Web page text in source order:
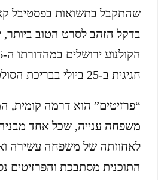
שהתקבל בתשואות בפסטיבל
בדקל הזהב לסרט הטוב
חגיגית ב-25 ביולי בבריכת הסולטן.
“פרזיטים” הוא דרמה קומית,
משפחה ענייה, שכל אחד
לאחוזתה של משפחה עשירה
התוכנית מסתבכת והפרזיטים